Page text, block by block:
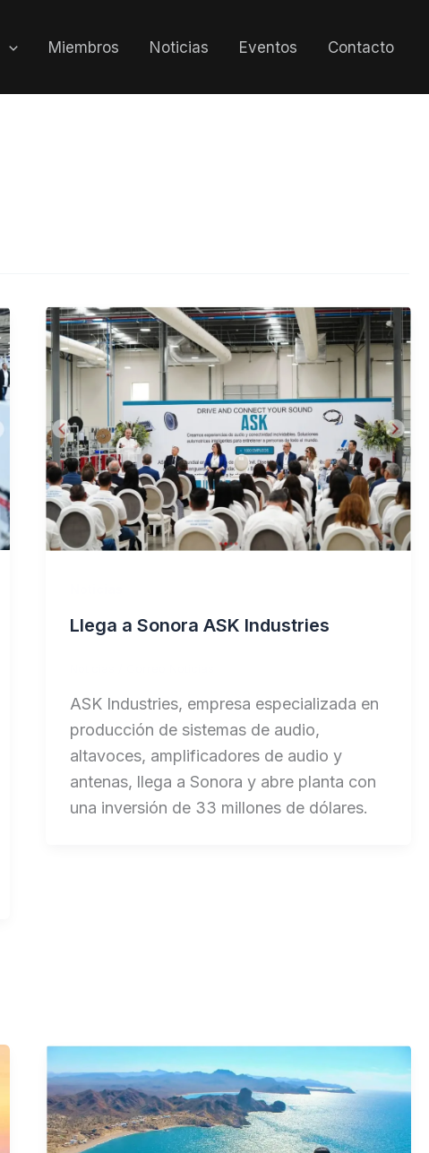
Miembros Noticias Eventos Contacto
Llega a Sonora ASK Industries
ASK Industries, empresa especializada en
producción de sistemas de audio,
altavoces, amplificadores de audio y
antenas, llega a Sonora y abre planta con
una inversión de 33 millones de dólares.